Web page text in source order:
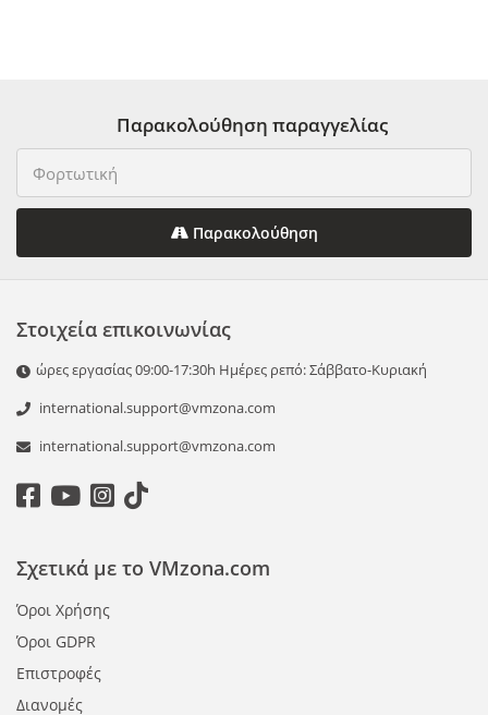
Παρακολούθηση παραγγελίας
Παρακολούθηση
Στοιχεία επικοινωνίας
ώρες εργασίας 09:00-17:30h Ημέρες ρεπό: Σάββατο-Κυριακή
international.support@vmzona.com
international.support@vmzona.com
Σχετικά με το VMzona.com
Όροι Χρήσης
Όροι GDPR
Επιστροφές
Διανομές